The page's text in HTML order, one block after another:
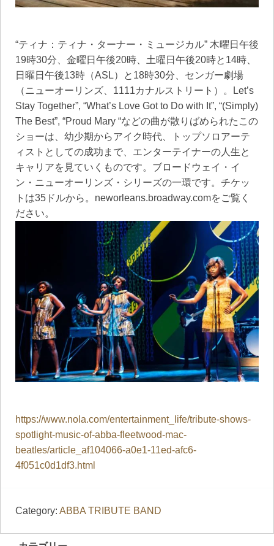
“ティナ：ティナ・ターナー・ミュージカル” 木曜日午後
19時30分、金曜日午後20時、土曜日午後20時と14時、
日曜日午後13時（ASL）と18時30分、センガー劇場
（ニューオーリンズ、1111カナルストリート）。Let’s
Stay Together”, “What’s Love Got to Do with It”, “(Simply)
The Best”, “Proud Mary “などの曲が散りばめられたこの
ショーは、幼少期からアイク時代、トップソロアーテ
ィストとしての成功まで、エンターテイナーの人生と
キャリアを見ていくものです。ブロードウェイ・イ
ン・ニューオーリンズ・シリーズの一環です。チケッ
トは35ドルから。neworleans.broadway.comをご覧く
ださい。
https://www.nola.com/entertainment_life/tribute-shows-
spotlight-music-of-abba-fleetwood-mac-
beatles/article_af104066-a0e1-11ed-afc6-
4f051c0d1df3.html
Category: ABBA TRIBUTE BAND